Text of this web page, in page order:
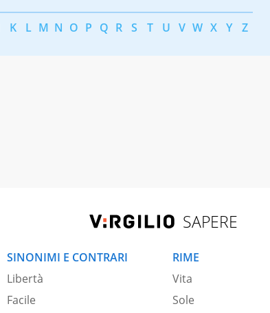
K L M N O P Q R S T U V W X Y Z
SAPERE
SINONIMI E CONTRARI
Libertà
Facile
RIME
Vita
Sole